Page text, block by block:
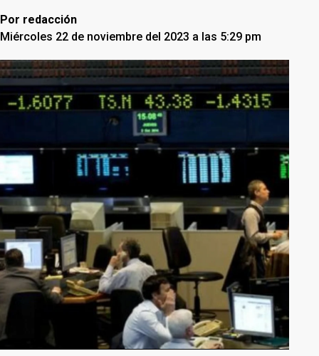
Por redacción
Miércoles 22 de noviembre del 2023 a las 5:29 pm